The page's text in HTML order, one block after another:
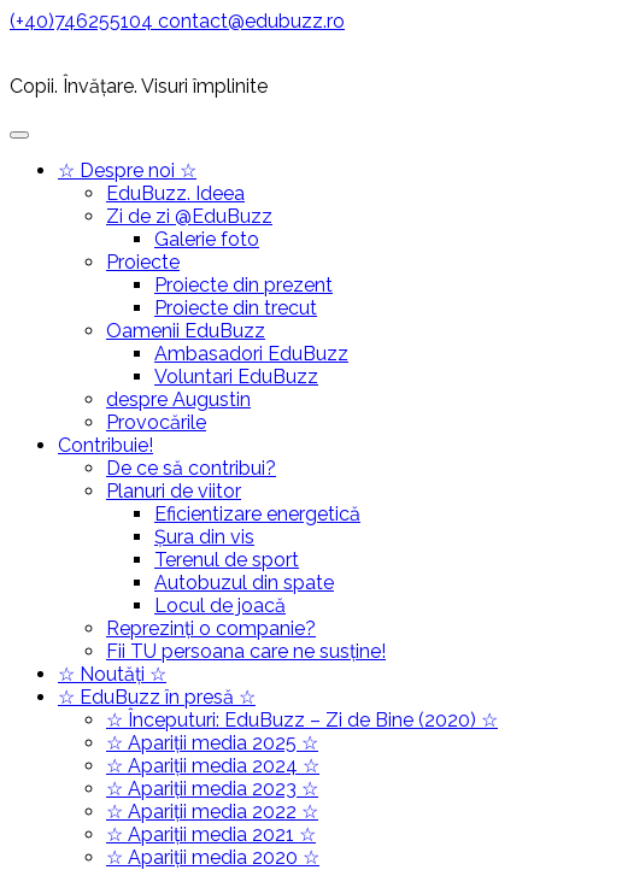
Skip
(+40)746255104 contact@edubuzz.ro
Copii. Învățare. Visuri împlinite
Primary
☆ Despre noi ☆
EduBuzz. Ideea
Zi de zi @EduBuzz
Galerie foto
Proiecte
Proiecte din prezent
Proiecte din trecut
Oamenii EduBuzz
Ambasadori EduBuzz
Voluntari EduBuzz
despre Augustin
Provocările
Contribuie!
De ce să contribui?
Planuri de viitor
Eficientizare energetică
Șura din vis
Terenul de sport
Autobuzul din spate
Locul de joacă
Reprezinți o companie?
Fii TU persoana care ne susține!
☆ Noutăți ☆
☆ EduBuzz în presă ☆
☆ Începuturi: EduBuzz – Zi de Bine (2020) ☆
☆ Apariții media 2025 ☆
☆ Apariții media 2024 ☆
☆ Apariții media 2023 ☆
☆ Apariții media 2022 ☆
☆ Apariții media 2021 ☆
☆ Apariții media 2020 ☆